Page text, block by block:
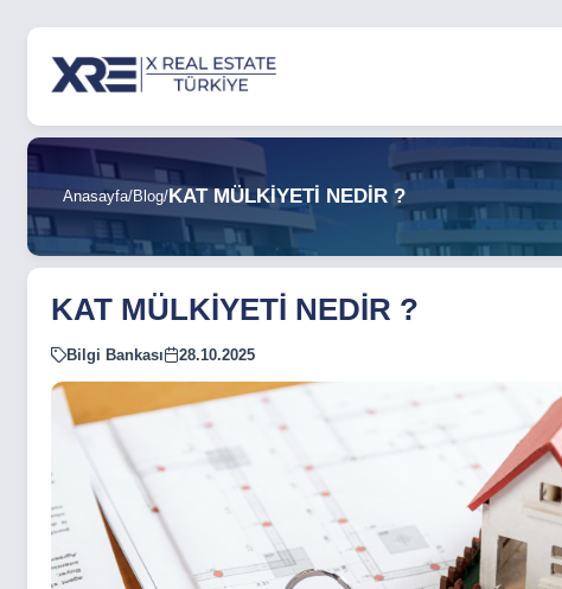
Anasayfa/Blog/KAT MÜLKİYETİ NEDİR ?
KAT MÜLKİYETİ NEDİR ?
Bilgi Bankası 28.10.2025